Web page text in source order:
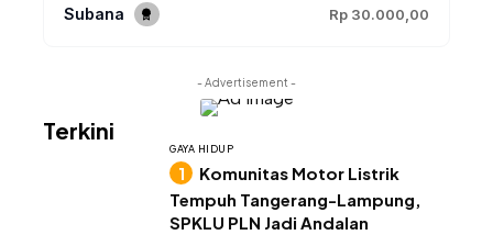
Subana Rp 30.000,00
- Advertisement -
Terkini
GAYA HIDUP
Komunitas Motor Listrik
Tempuh Tangerang-Lampung,
SPKLU PLN Jadi Andalan